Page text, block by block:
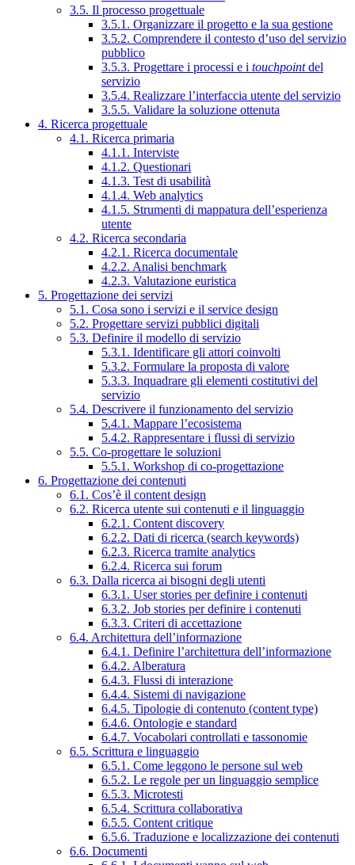
3.5. Il processo progettuale
3.5.1. Organizzare il progetto e la sua gestione
3.5.2. Comprendere il contesto d’uso del servizio
pubblico
3.5.3. Progettare i processi e i touchpointdel
servizio
3.5.4. Realizzare l’interfaccia utente del servizio
3.5.5. Validare la soluzione ottenuta
4. Ricerca progettuale
4.1. Ricerca primaria
4.1.1. Interviste
4.1.2. Questionari
4.1.3. Test di usabilità
4.1.4. Web analytics
4.1.5. Strumenti di mappatura dell’esperienza
utente
4.2. Ricerca secondaria
4.2.1. Ricerca documentale
4.2.2. Analisi benchmark
4.2.3. Valutazione euristica
5. Progettazione dei servizi
5.1. Cosa sono i servizi e il service design
5.2. Progettare servizi pubblici digitali
5.3. Definire il modello di servizio
5.3.1. Identificare gli attori coinvolti
5.3.2. Formulare la proposta di valore
5.3.3. Inquadrare gli elementi costitutivi del
servizio
5.4. Descrivere il funzionamento del servizio
5.4.1. Mappare l’ecosistema
5.4.2. Rappresentare i flussi di servizio
5.5. Co-progettare le soluzioni
5.5.1. Workshop di co-progettazione
6. Progettazione dei contenuti
6.1. Cos’è il content design
6.2. Ricerca utente sui contenuti e il linguaggio
6.2.1. Content discovery
6.2.2. Dati di ricerca (search keywords)
6.2.3. Ricerca tramite analytics
6.2.4. Ricerca sui forum
6.3. Dalla ricerca ai bisogni degli utenti
6.3.1. User stories per definire i contenuti
6.3.2. Job stories per definire i contenuti
6.3.3. Criteri di accettazione
6.4. Architettura dell’informazione
6.4.1. Definire l’architettura dell’informazione
6.4.2. Alberatura
6.4.3. Flussi di interazione
6.4.4. Sistemi di navigazione
6.4.5. Tipologie di contenuto (content type)
6.4.6. Ontologie e standard
6.4.7. Vocabolari controllati e tassonomie
6.5. Scrittura e linguaggio
6.5.1. Come leggono le persone sul web
6.5.2. Le regole per un linguaggio semplice
6.5.3. Microtesti
6.5.4. Scrittura collaborativa
6.5.5. Content critique
6.5.6. Traduzione e localizzazione dei contenuti
6.6. Documenti